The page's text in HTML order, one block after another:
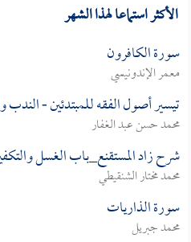
الأكثر استماعا لهذا الشهر
سورة الكافرون
معمر الإندونيسي
تيسير أصول الفقه للمبتدئين - الندب
محمد حسن عبد الغفار
شرح زاد المستقنع_باب الغسل
محمد مختار الشنقيطي
سورة الذاريات
محمد جبريل